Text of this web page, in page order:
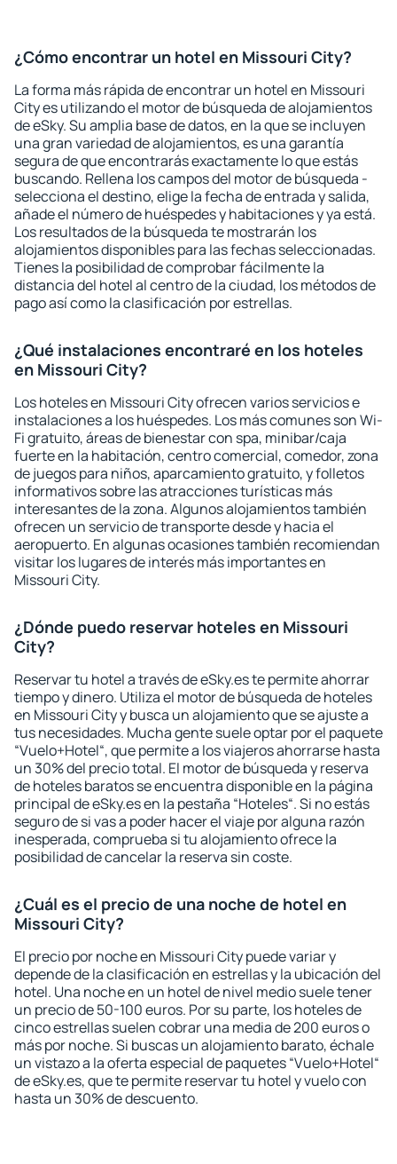
¿Cómo encontrar un hotel en Missouri City?
La forma más rápida de encontrar un hotel en Missouri
City es utilizando el motor de búsqueda de alojamientos
de eSky. Su amplia base de datos, en la que se incluyen
una gran variedad de alojamientos, es una garantía
segura de que encontrarás exactamente lo que estás
buscando. Rellena los campos del motor de búsqueda -
selecciona el destino, elige la fecha de entrada y salida,
añade el número de huéspedes y habitaciones y ya está.
Los resultados de la búsqueda te mostrarán los
alojamientos disponibles para las fechas seleccionadas.
Tienes la posibilidad de comprobar fácilmente la
distancia del hotel al centro de la ciudad, los métodos de
pago así como la clasificación por estrellas.
¿Qué instalaciones encontraré en los hoteles
en Missouri City?
Los hoteles en Missouri City ofrecen varios servicios e
instalaciones a los huéspedes. Los más comunes son Wi-
Fi gratuito, áreas de bienestar con spa, minibar/caja
fuerte en la habitación, centro comercial, comedor, zona
de juegos para niños, aparcamiento gratuito, y folletos
informativos sobre las atracciones turísticas más
interesantes de la zona. Algunos alojamientos también
ofrecen un servicio de transporte desde y hacia el
aeropuerto. En algunas ocasiones también recomiendan
visitar los lugares de interés más importantes en
Missouri City.
¿Dónde puedo reservar hoteles en Missouri
City?
Reservar tu hotel a través de eSky.es te permite ahorrar
tiempo y dinero. Utiliza el motor de búsqueda de hoteles
en Missouri City y busca un alojamiento que se ajuste a
tus necesidades. Mucha gente suele optar por el paquete
“Vuelo+Hotel“, que permite a los viajeros ahorrarse hasta
un 30% del precio total. El motor de búsqueda y reserva
de hoteles baratos se encuentra disponible en la página
principal de eSky.es en la pestaña “Hoteles“. Si no estás
seguro de si vas a poder hacer el viaje por alguna razón
inesperada, comprueba si tu alojamiento ofrece la
posibilidad de cancelar la reserva sin coste.
¿Cuál es el precio de una noche de hotel en
Missouri City?
El precio por noche en Missouri City puede variar y
depende de la clasificación en estrellas y la ubicación del
hotel. Una noche en un hotel de nivel medio suele tener
un precio de 50-100 euros. Por su parte, los hoteles de
cinco estrellas suelen cobrar una media de 200 euros o
más por noche. Si buscas un alojamiento barato, échale
un vistazo a la oferta especial de paquetes “Vuelo+Hotel“
de eSky.es, que te permite reservar tu hotel y vuelo con
hasta un 30% de descuento.